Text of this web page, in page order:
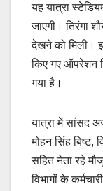
यह यात्रा
जाएगी। तिरंगा
देखने को मिली।
किए गए ऑपरेशन
गया है।
यात्रा में सांसद
मोहन सिंह बिष्ट,
सहित नेता रहे
विभागों के